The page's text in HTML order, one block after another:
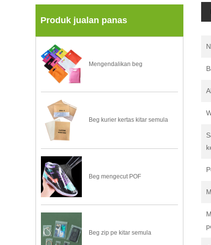
Produk jualan panas
Mengendalikan beg
Beg kurier kertas kitar semula
Beg mengecut POF
Beg zip pe kitar semula